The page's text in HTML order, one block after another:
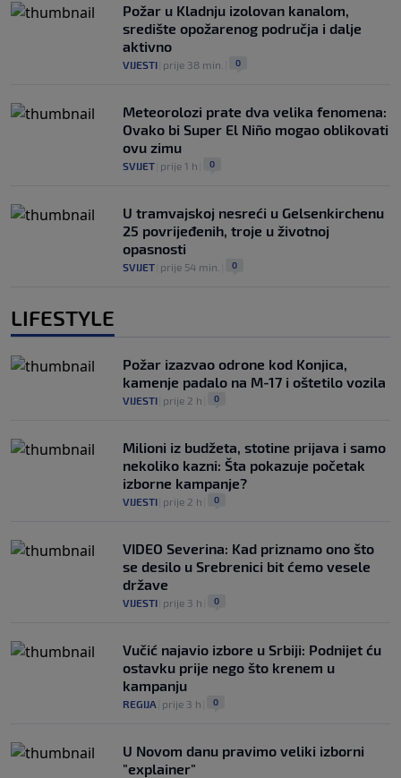
Požar u Kladnju izolovan kanalom,
središte opožarenog područja i dalje
aktivno
VIJESTI prije 38 min. 0
Meteorolozi prate dva velika fenomena:
Ovako bi Super El Niño mogao oblikovati
ovu zimu
SVIJET prije 1 h 0
U tramvajskoj nesreći u Gelsenkirchenu
25 povrijeđenih, troje u životnoj
opasnosti
SVIJET prije 54 min. 0
LIFESTYLE
Požar izazvao odrone kod Konjica,
kamenje padalo na M-17 i oštetilo vozila
VIJESTI prije 2 h 0
Milioni iz budžeta, stotine prijava i samo
nekoliko kazni: Šta pokazuje početak
izborne kampanje?
VIJESTI prije 2 h 0
VIDEO Severina: Kad priznamo ono što
se desilo u Srebrenici bit ćemo vesele
države
VIJESTI prije 3 h 0
Vučić najavio izbore u Srbiji: Podnijet ću
ostavku prije nego što krenem u
kampanju
REGIJA prije 3 h 0
U Novom danu pravimo veliki izborni
"explainer"